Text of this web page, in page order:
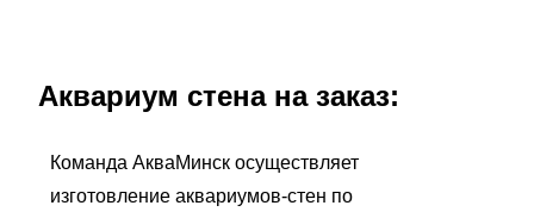
Аквариум стена на заказ:
Команда АкваМинск осуществляет
изготовление аквариумов-стен по